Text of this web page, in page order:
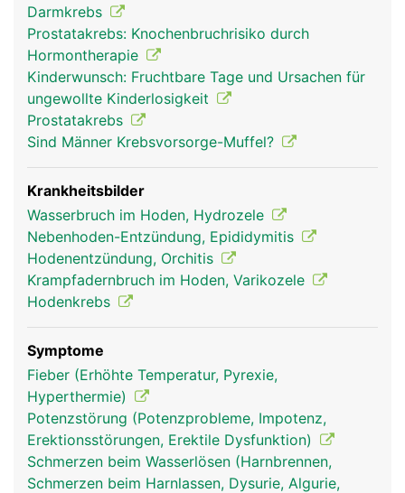
Darmkrebs
Prostatakrebs: Knochenbruchrisiko durch
Hormontherapie
Kinderwunsch: Fruchtbare Tage und Ursachen für
ungewollte Kinderlosigkeit
Prostatakrebs
Sind Männer Krebsvorsorge-Muffel?
Krankheitsbilder
Wasserbruch im Hoden, Hydrozele
Nebenhoden-Entzündung, Epididymitis
Hodenentzündung, Orchitis
Krampfadernbruch im Hoden, Varikozele
Hodenkrebs
Symptome
Fieber (Erhöhte Temperatur, Pyrexie,
Hyperthermie)
Potenzstörung (Potenzprobleme, Impotenz,
Erektionsstörungen, Erektile Dysfunktion)
Schmerzen beim Wasserlösen (Harnbrennen,
Schmerzen beim Harnlassen, Dysurie, Algurie,